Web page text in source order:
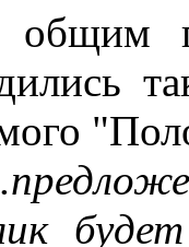
общим